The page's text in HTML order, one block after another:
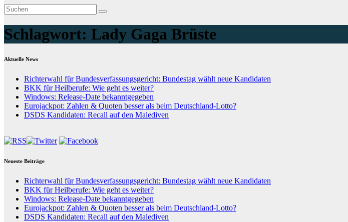
Schlagwort: Lady Gaga Brüste
Aktuelle News
Richterwahl für Bundesverfassungsgericht: Bundestag wählt neue Kandidaten
BKK für Heilberufe: Wie geht es weiter?
Windows: Release-Date bekanntgegeben
Eurojackpot: Zahlen & Quoten besser als beim Deutschland-Lotto?
DSDS Kandidaten: Recall auf den Malediven
Neueste Beiträge
Richterwahl für Bundesverfassungsgericht: Bundestag wählt neue Kandidaten
BKK für Heilberufe: Wie geht es weiter?
Windows: Release-Date bekanntgegeben
Eurojackpot: Zahlen & Quoten besser als beim Deutschland-Lotto?
DSDS Kandidaten: Recall auf den Malediven